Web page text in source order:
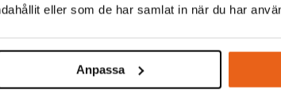
eller som de har samlat in när du har
Anpassa
100/200 st